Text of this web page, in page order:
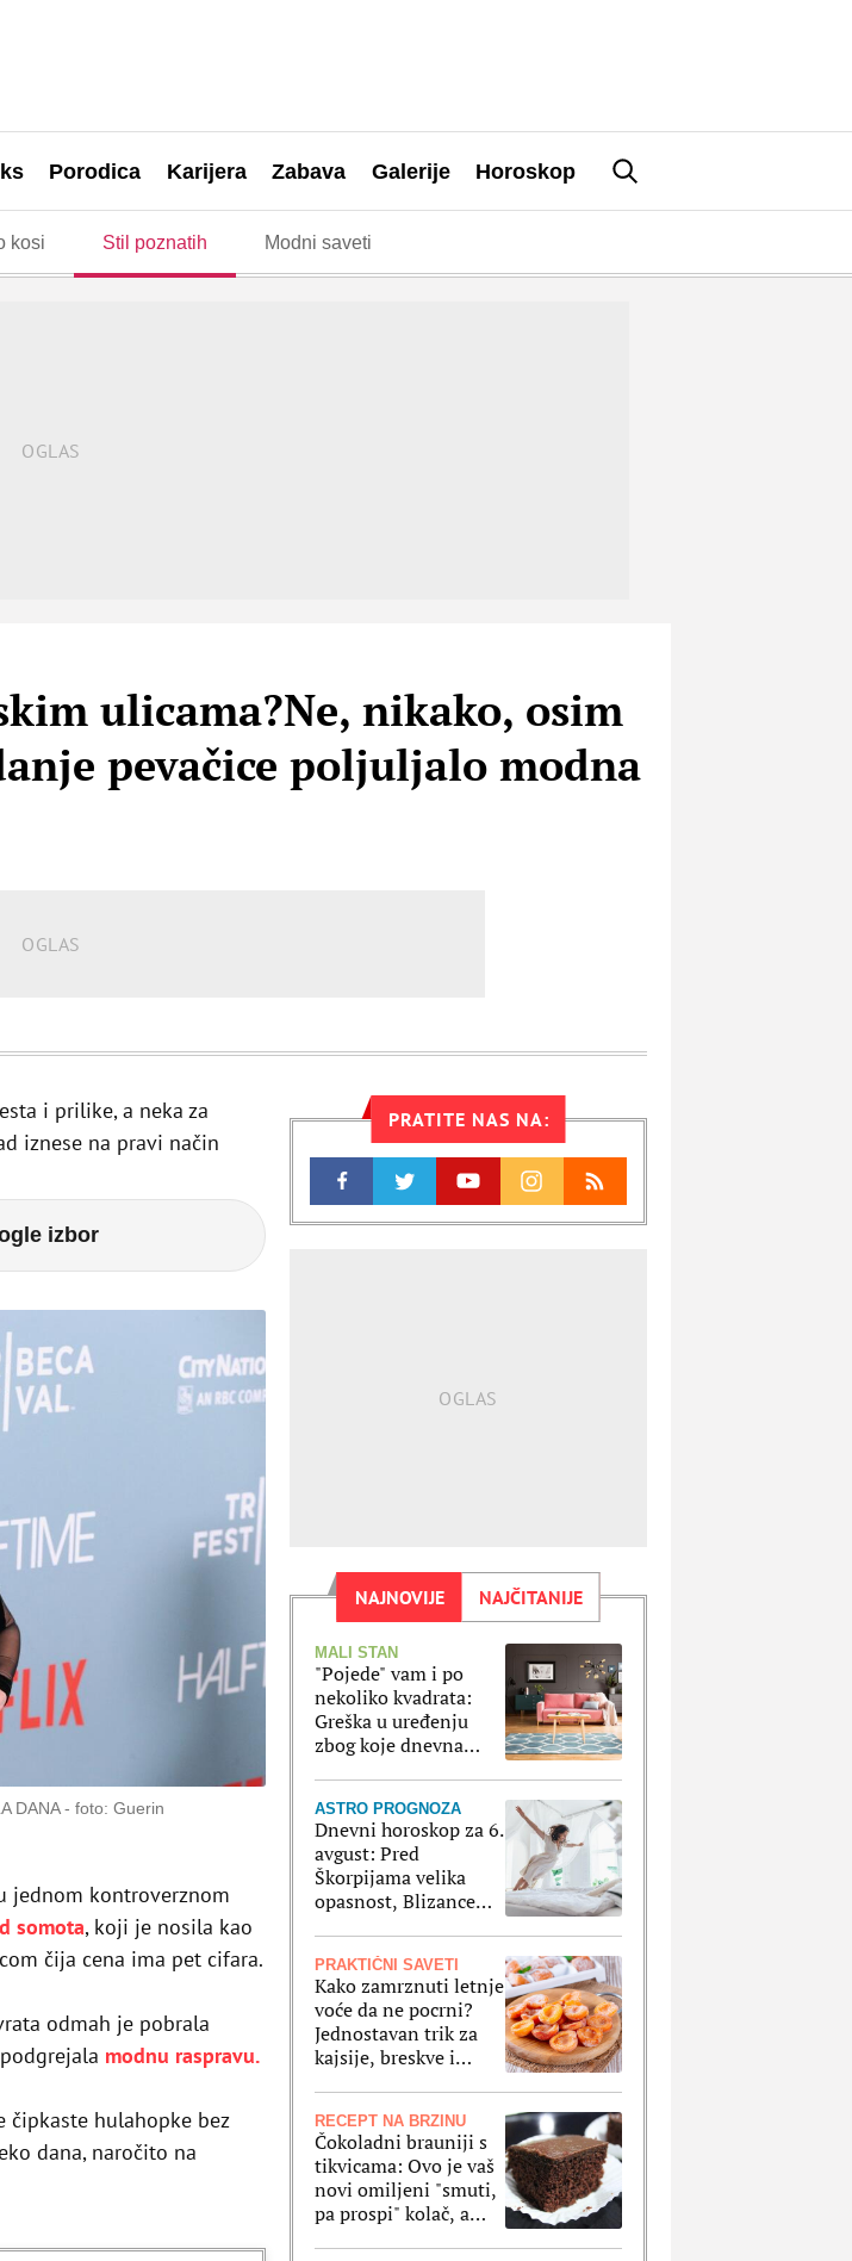
Porodica Karijera Zabava Galerije Horoskop
kosi Stil poznatih Modni saveti
ulicama?Ne, nikako, osim
pevačice poljuljalo modna
i prilike, a neka za
iznese na pravi način
izbor
DANA
foto: Guerin
jednom kontroverznom
somota, koji je nosila kao
čija cena ima pet cifara.
odmah je pobrala
modnu raspravu.
čipkaste hulahopke bez
dana, naročito na
PRATITE NAS NA:
NAJNOVIJE NAJČITANIJE
MALI STAN
"Pojede" vam i po
nekoliko kvadrata:
Greška u uređenju
zbog koje dnevna
ASTRO PROGNOZA
Dnevni horoskop za 6.
avgust: Pred
Škorpijama velika
opasnost, Blizance
PRAKTIČNI SAVETI
Kako zamrznuti letnje
voće da ne pocrni?
Jednostavan trik za
kajsije, breskve i
RECEPT NA BRZINU
Čokoladni brauniji s
tikvicama: Ovo je vaš
novi omiljeni "smuti,
pa prospi" kolač, a